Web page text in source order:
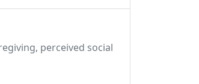
perceived social